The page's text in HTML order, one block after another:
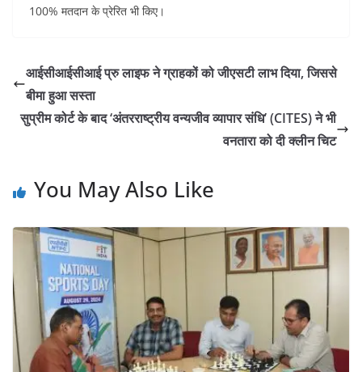
100% मतदान के प्रेरित भी किए।
आईसीआईसीआई प्रु लाइफ ने ग्राहकों को जीएसटी लाभ दिया, जिससे
बीमा हुआ सस्ता
सुप्रीम कोर्ट के बाद ‘अंतरराष्ट्रीय वन्यजीव व्यापार संधि’ (CITES) ने भी
वनतारा को दी क्लीन चिट
You May Also Like